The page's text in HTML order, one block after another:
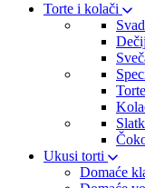
Torte i kolači
Ukusi torti
Domaće